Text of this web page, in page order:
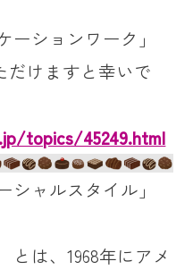
ションワーク」
だけますと幸いで
topics/45249.html
ャルスタイル」
とは、1968年にアメ